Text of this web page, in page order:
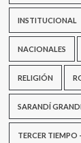
INSTITUCIONAL
NACIONALES
RELIGIÓN
SARANDÍ
TERCER TIEMPO